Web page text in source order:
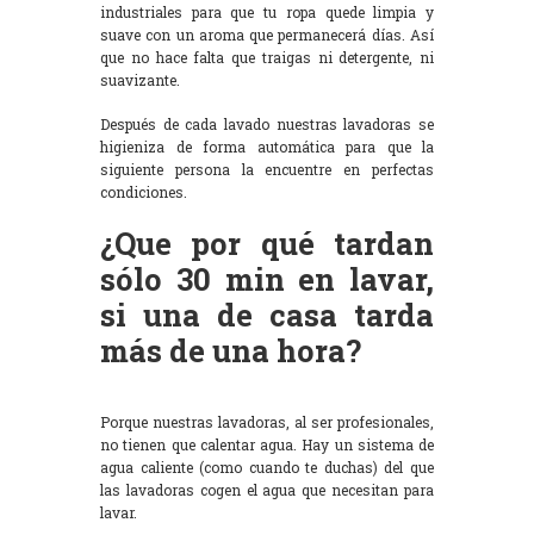
industriales para que tu ropa quede limpia y
suave con un aroma que permanecerá días. Así
que no hace falta que traigas ni detergente, ni
suavizante.
Después de cada lavado nuestras lavadoras se
higieniza de forma automática para que la
siguiente persona la encuentre en perfectas
condiciones.
¿Que por qué tardan
sólo 30 min en lavar,
si una de casa tarda
más de una hora?
Porque nuestras lavadoras, al ser profesionales,
no tienen que calentar agua. Hay un sistema de
agua caliente (como cuando te duchas) del que
las lavadoras cogen el agua que necesitan para
lavar.